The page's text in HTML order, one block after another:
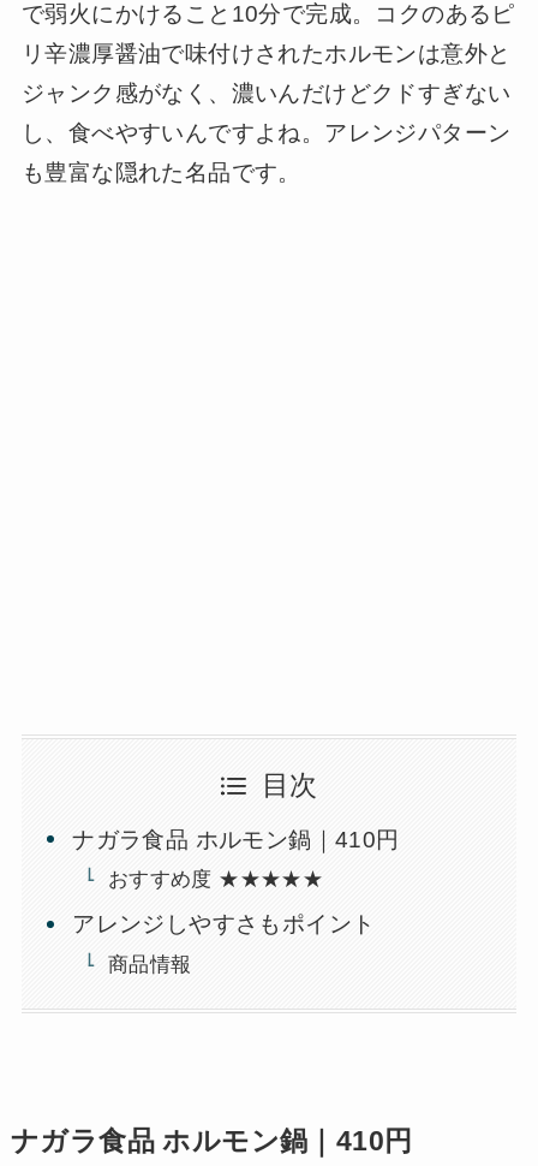
で弱火にかけること10分で完成。コクのあるピ
リ辛濃厚醤油で味付けされたホルモンは意外と
ジャンク感がなく、濃いんだけどクドすぎない
し、食べやすいんですよね。アレンジパターン
も豊富な隠れた名品です。
目次
ナガラ食品 ホルモン鍋｜410円
おすすめ度 ★★★★★
アレンジしやすさもポイント
商品情報
ナガラ食品 ホルモン鍋｜410円